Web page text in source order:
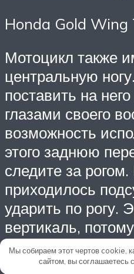
Honda Gold Wing
Мотоцикл также
центральную
поставить на
глазами своего
возможность
этого заднюю
следите за
приходилось
ударить по рогу.
вертикаль,
звук
Мы собираем этот чертов cookie,
сайтом, вы соглашаетесь